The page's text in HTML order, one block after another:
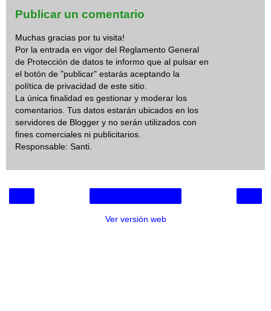
Publicar un comentario
Muchas gracias por tu visita!
Por la entrada en vigor del Reglamento General
de Protección de datos te informo que al pulsar en
el botón de "publicar" estarás aceptando la
política de privacidad de este sitio.
La única finalidad es gestionar y moderar los
comentarios. Tus datos estarán ubicados en los
servidores de Blogger y no serán utilizados con
fines comerciales ni publicitarios.
Responsable: Santi.
Ver versión web